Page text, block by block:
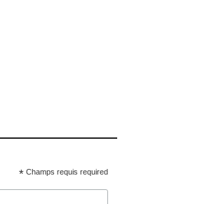
* Champs requis required